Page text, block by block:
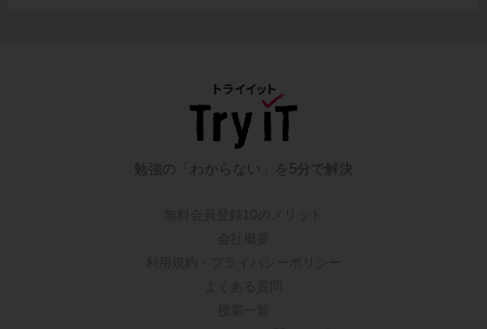
勉強の「わからない」を5分で解決